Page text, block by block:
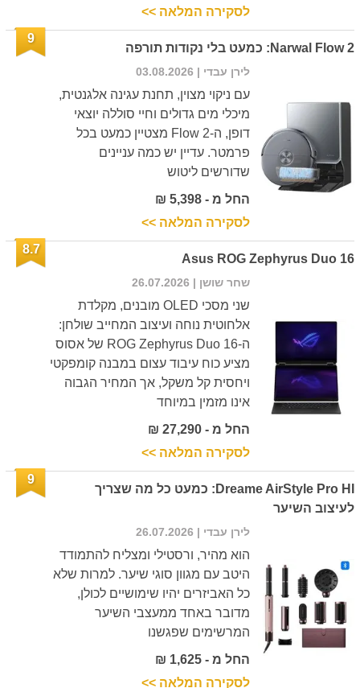
לסקירה המלאה >>
Narwal Flow 2: כמעט בלי נקודות תורפה
9
לירן עבדי | 03.08.2026
עם ניקוי מצוין, תחנת עגינה אלגנטית,
מיכלי מים גדולים וחיי סוללה יוצאי
דופן, ה-Flow 2 מצטיין כמעט בכל
פרמטר. עדיין יש כמה עניינים
שדורשים ליטוש
החל מ - 5,398 ₪
לסקירה המלאה >>
Asus ROG Zephyrus Duo 16
8.7
שחר שושן | 26.07.2026
שני מסכי OLED מובנים, מקלדת
אלחוטית נוחה ועיצוב המחייב שולחן:
ה-ROG Zephyrus Duo 16 של אסוס
מציע כוח עיבוד עצום במבנה קומפקטי
ויחסית קל משקל, אך המחיר הגבוה
אינו מזמין במיוחד
החל מ - 27,290 ₪
לסקירה המלאה >>
Dreame AirStyle Pro HI: כמעט כל מה שצריך
לעיצוב השיער
9
לירן עבדי | 26.07.2026
הוא מהיר, ורסטילי ומצליח להתמודד
היטב עם מגוון סוגי שיער. למרות שלא
כל האביזרים יהיו שימושיים לכולן,
מדובר באחד ממעצבי השיער
המרשימים שפגשנו
החל מ - 1,625 ₪
לסקירה המלאה >>